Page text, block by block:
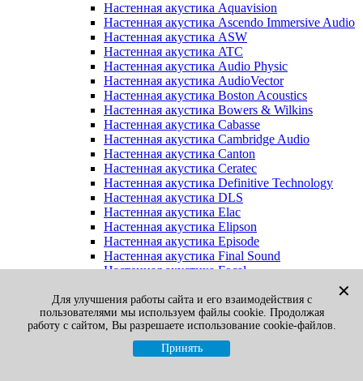
Настенная акустика Aquavision
Настенная акустика Ascendo Immersive Audio
Настенная акустика ASW
Настенная акустика ATC
Настенная акустика Audio Physic
Настенная акустика AudioVector
Настенная акустика Boston Acoustics
Настенная акустика Bowers & Wilkins
Настенная акустика Cabasse
Настенная акустика Cambridge Audio
Настенная акустика Canton
Настенная акустика Ceratec
Настенная акустика Definitive Technology
Настенная акустика DLS
Настенная акустика Elac
Настенная акустика Elipson
Настенная акустика Episode
Настенная акустика Final Sound
Настенная акустика Focal
Настенная акустика Heco
Настенная акустика Jamo
Настенная акустика KEF
Настенная акустика Klipsch
Настенная акустика Legacy
✕
Для улучшения работы сайта и его взаимодействия с
пользователями мы используем файлы cookie. Продолжая
работу с сайтом, Вы разрешаете использование cookie-файлов.
Принять